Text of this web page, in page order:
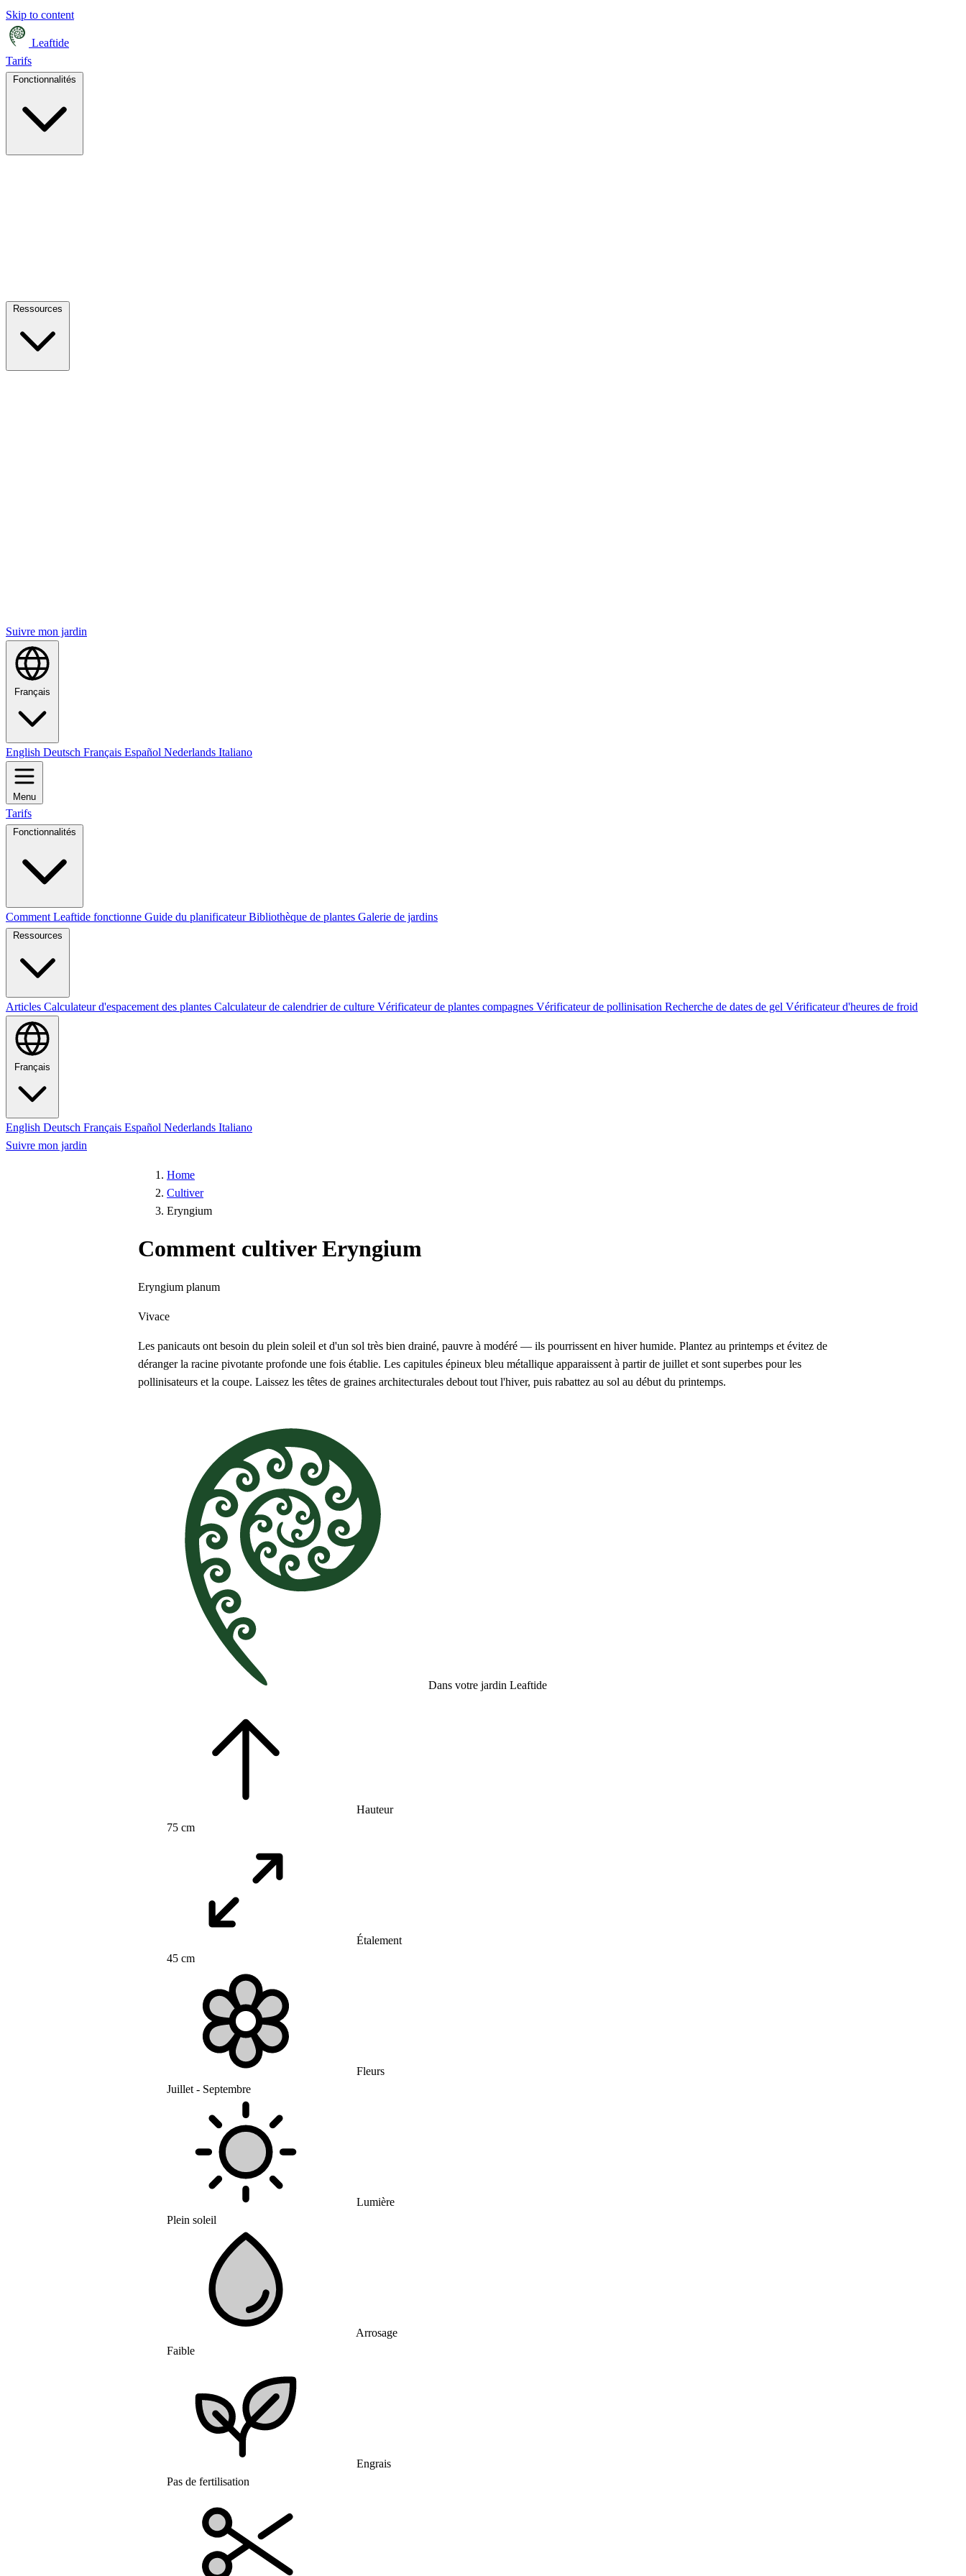
Skip to content
Leaftide
Tarifs
Suivre mon jardin
Français
English Deutsch Français Español Nederlands Italiano
Menu
Tarifs
Fonctionnalités
Comment Leaftide fonctionne Guide du planificateurBibliothèque de plantes Galerie de jardins
Ressources
Articles Calculateur d'espacement des plantes Calculateur de calendrier de culture Vérificateur de plantes compagnes Vérificateur de pollinisation Recherche de dates de gel Vérificateur d'heures de froid
Français
English Deutsch Français Español Nederlands Italiano
Suivre mon jardin
Home
Cultiver
Eryngium
Comment cultiver Eryngium
Eryngium planum
Vivace
Les panicauts ont besoin du plein soleil et d'un sol très bien drainé, pauvre à modéré — ils pourrissent en hiver humide. Plantez au printemps et évitez de
déranger la racine pivotante profonde une fois établie. Les capitules épineux bleu métallique apparaissent à partir de juillet et sont superbes pour les
pollinisateurs et la coupe. Laissez les têtes de graines architecturales debout tout l'hiver, puis rabattez au sol au début du printemps.
Dans votre jardin Leaftide
Hauteur
75 cm
Étalement
45 cm
Fleurs
Juillet - Septembre
Lumière
Plein soleil
Arrosage
Faible
Engrais
Pas de fertilisation